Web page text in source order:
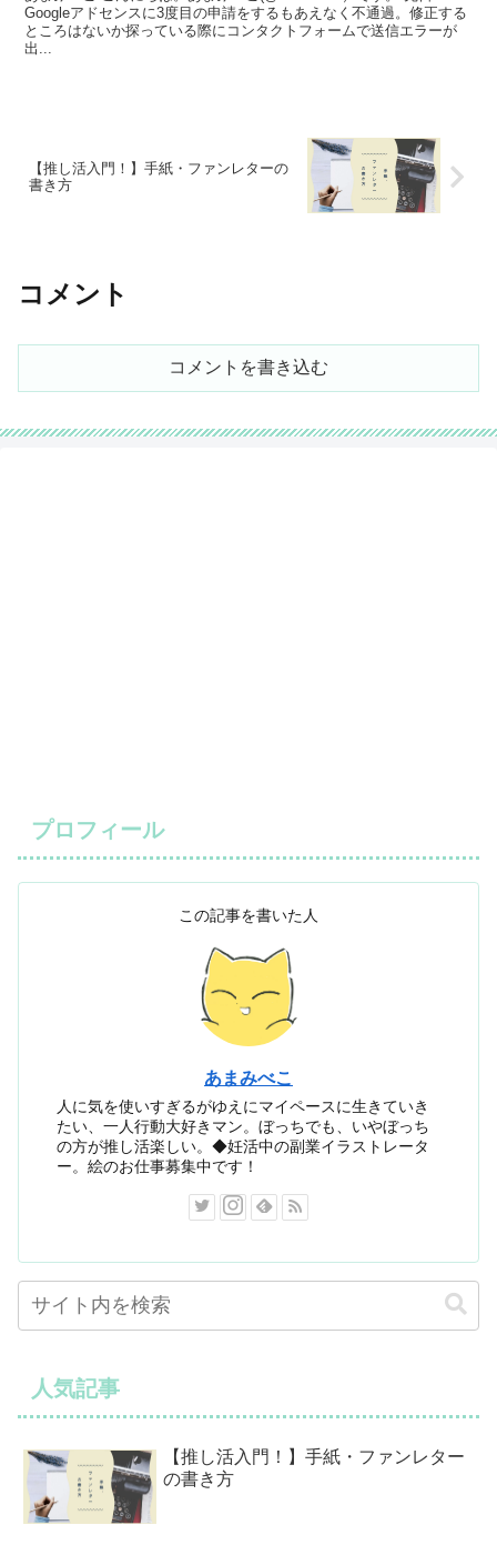
Googleアドセンスに3度目の申請をするもあえなく不通過。修正する
ところはないか探っている際にコンタクトフォームで送信エラーが
出...
【推し活入門！】手紙・ファンレターの
書き方
コメント
コメントを書き込む
プロフィール
この記事を書いた人
あまみべこ
人に気を使いすぎるがゆえにマイペースに生きていき
たい、一人行動大好きマン。ぼっちでも、いやぼっち
の方が推し活楽しい。◆妊活中の副業イラストレータ
ー。絵のお仕事募集中です！
人気記事
【推し活入門！】手紙・ファンレター
の書き方